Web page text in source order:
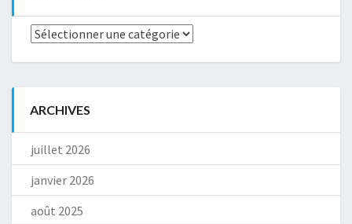
Catégories
ARCHIVES
juillet 2026
janvier 2026
août 2025